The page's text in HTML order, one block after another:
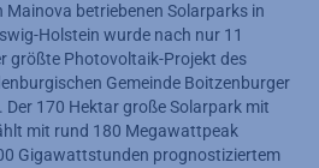
Mainova betriebenen Solarparks in
Holstein wurde nach nur 11
größte Photovoltaik-Projekt des
Gemeinde Boitzenburger
170 Hektar große Solarpark mit
mit rund 180 Megawattpeak
Gigawattstunden prognostiziertem